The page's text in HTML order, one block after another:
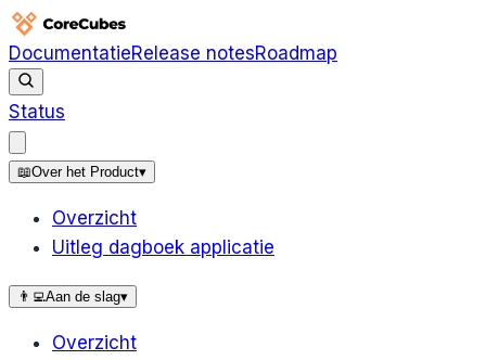
DocumentatieRelease notesRoadmap
Status
📖Over het Product▾
Overzicht
Uitleg dagboek applicatie
👨‍💻Aan de slag▾
Overzicht